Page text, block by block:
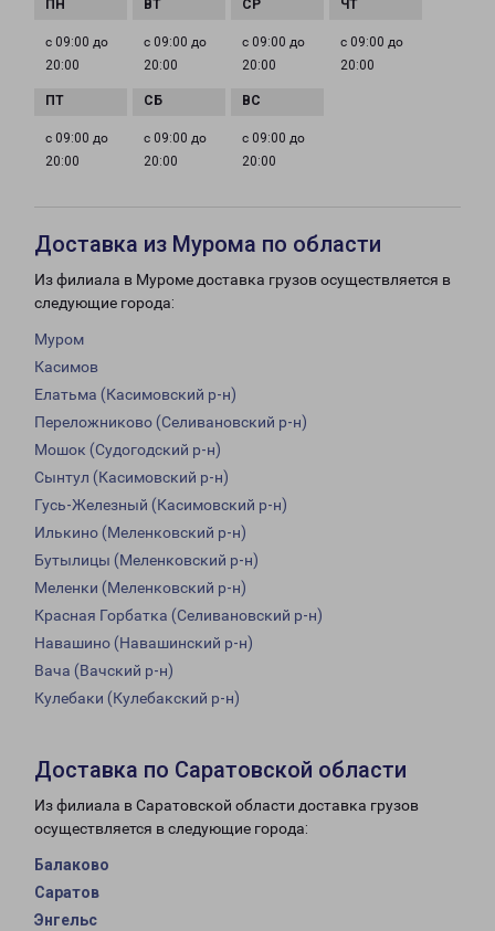
с 09:00 до
20:00
с 09:00 до
20:00
с 09:00 до
20:00
с 09:00 до
20:00
с 09:00 до
20:00
с 09:00 до
20:00
с 09:00 до
20:00
Доставка из Мурома по области
Из филиала в Муроме доставка грузов осуществляется в
следующие города:
Муром
Касимов
Елатьма (Касимовский р-н)
Переложниково (Селивановский р-н)
Мошок (Судогодский р-н)
Сынтул (Касимовский р-н)
Гусь-Железный (Касимовский р-н)
Илькино (Меленковский р-н)
Бутылицы (Меленковский р-н)
Меленки (Меленковский р-н)
Красная Горбатка (Селивановский р-н)
Навашино (Навашинский р-н)
Вача (Вачский р-н)
Кулебаки (Кулебакский р-н)
Доставка по Саратовской области
Из филиала в Саратовской области доставка грузов
осуществляется в следующие города:
Балаково
Саратов
Энгельс